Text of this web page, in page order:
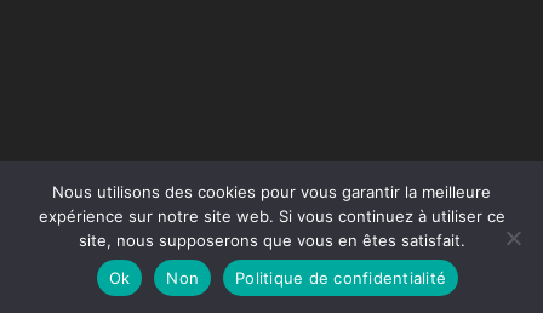
Conception du site :Agence Jus de Citron
Nous utilisons des cookies pour vous garantir la meilleure
expérience sur notre site web. Si vous continuez à utiliser ce
site, nous supposerons que vous en êtes satisfait.
Ok
Non Politique de confidentialité